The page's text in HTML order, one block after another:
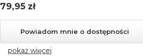
Cena
79,95 zł
Powiadom mnie o dostępności
pokaż więcej